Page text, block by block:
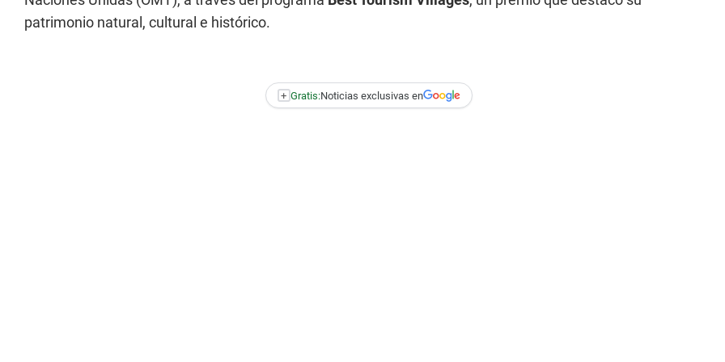
patrimonio natural, cultural e histórico.
+ Gratis:Noticias exclusivas en